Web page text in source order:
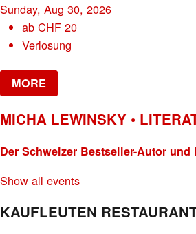
Sunday, Aug 30, 2026
abCHF 20
Verlosung
MORE
MICHA LEWINSKY •
Der Schweizer Bestseller-Autor und
Show all events
KAUFLEUTEN